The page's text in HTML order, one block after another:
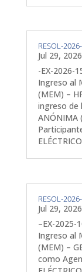
RESOL-
Jul 29, 2026
-EX-2026-
Ingreso al
(MEM) –
ingreso de
ANÓNIMA
RESOL-
Jul 29, 2026
–EX-2025-
Ingreso al
(MEM) –
como